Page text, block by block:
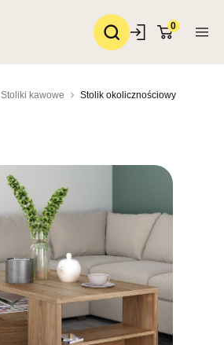
0
Stoliki kawowe Stolik okolicznościowy